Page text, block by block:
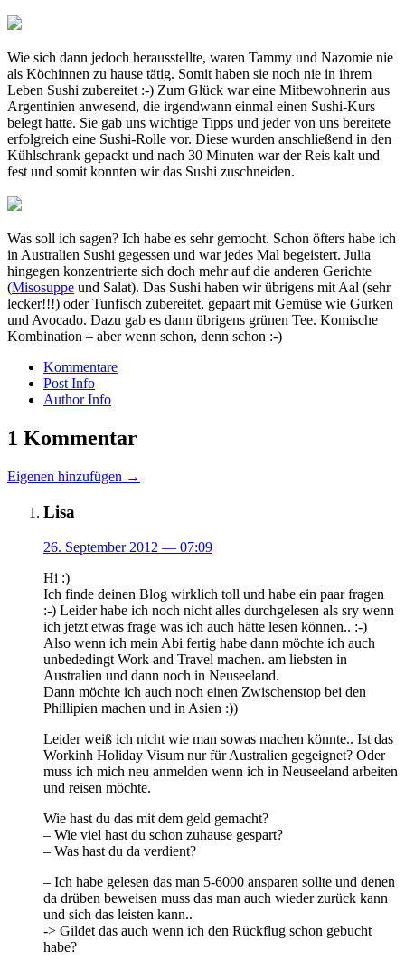
Wie sich dann jedoch herausstellte, waren Tammy und Nazomie nie
als Köchinnen zu hause tätig. Somit haben sie noch nie in ihrem
Leben Sushi zubereitet :-) Zum Glück war eine Mitbewohnerin aus
Argentinien anwesend, die irgendwann einmal einen Sushi-Kurs
belegt hatte. Sie gab uns wichtige Tipps und jeder von uns bereitete
erfolgreich eine Sushi-Rolle vor. Diese wurden anschließend in den
Kühlschrank gepackt und nach 30 Minuten war der Reis kalt und
fest und somit konnten wir das Sushi zuschneiden.
Was soll ich sagen? Ich habe es sehr gemocht. Schon öfters habe ich
in Australien Sushi gegessen und war jedes Mal begeistert. Julia
hingegen konzentrierte sich doch mehr auf die anderen Gerichte
(Misosuppe und Salat). Das Sushi haben wir übrigens mit Aal (sehr
lecker!!!) oder Tunfisch zubereitet, gepaart mit Gemüse wie Gurken
und Avocado. Dazu gab es dann übrigens grünen Tee. Komische
Kombination – aber wenn schon, denn schon :-)
Kommentare
Post Info
Author Info
1 Kommentar
Eigenen hinzufügen →
Lisa
26. September 2012 — 07:09
Hi :)
Ich finde deinen Blog wirklich toll und habe ein paar fragen
:-) Leider habe ich noch nicht alles durchgelesen als sry wenn
ich jetzt etwas frage was ich auch hätte lesen können.. :-)
Also wenn ich mein Abi fertig habe dann möchte ich auch
unbededingt Work and Travel machen. am liebsten in
Australien und dann noch in Neuseeland.
Dann möchte ich auch noch einen Zwischenstop bei den
Phillipien machen und in Asien :))
Leider weiß ich nicht wie man sowas machen könnte.. Ist das
Workinh Holiday Visum nur für Australien gegeignet? Oder
muss ich mich neu anmelden wenn ich in Neuseeland arbeiten
und reisen möchte.
Wie hast du das mit dem geld gemacht?
– Wie viel hast du schon zuhause gespart?
– Was hast du da verdient?
– Ich habe gelesen das man 5-6000 ansparen sollte und denen
da drüben beweisen muss das man auch wieder zurück kann
und sich das leisten kann..
-> Gildet das auch wenn ich den Rückflug schon gebucht
habe?